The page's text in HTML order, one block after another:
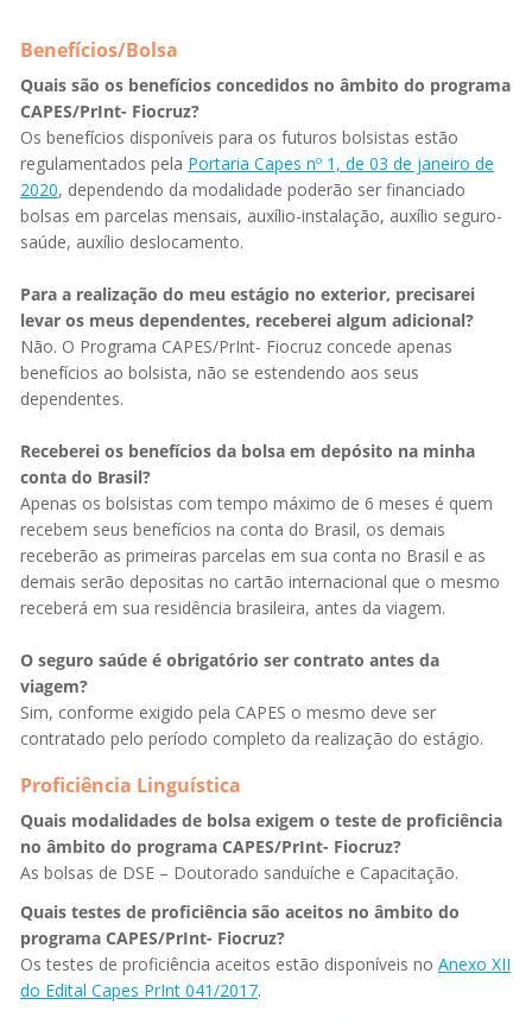
Benefícios/Bolsa
Quais são os benefícios concedidos no âmbito do programa
CAPES/PrInt- Fiocruz?
Os benefícios disponíveis para os futuros bolsistas estão
regulamentados pela Portaria Capes nº 1, de 03 de janeiro de
2020, dependendo da modalidade poderão ser financiado
bolsas em parcelas mensais, auxílio-instalação, auxílio seguro-
saúde, auxílio deslocamento.
Para a realização do meu estágio no exterior, precisarei
levar os meus dependentes, receberei algum adicional?
Não. O Programa CAPES/PrInt- Fiocruz concede apenas
benefícios ao bolsista, não se estendendo aos seus
dependentes.
Receberei os benefícios da bolsa em depósito na minha
conta do Brasil?
Apenas os bolsistas com tempo máximo de 6 meses é quem
recebem seus benefícios na conta do Brasil, os demais
receberão as primeiras parcelas em sua conta no Brasil e as
demais serão depositas no cartão internacional que o mesmo
receberá em sua residência brasileira, antes da viagem.
O seguro saúde é obrigatório ser contrato antes da
viagem?
Sim, conforme exigido pela CAPES o mesmo deve ser
contratado pelo período completo da realização do estágio.
Proficiência Linguística
Quais modalidades de bolsa exigem o teste de proficiência
no âmbito do programa CAPES/PrInt- Fiocruz?
As bolsas de DSE – Doutorado sanduíche e Capacitação.
Quais testes de proficiência são aceitos no âmbito do
programa CAPES/PrInt- Fiocruz?
Os testes de proficiência aceitos estão disponíveis no Anexo XII
do Edital Capes PrInt 041/2017.